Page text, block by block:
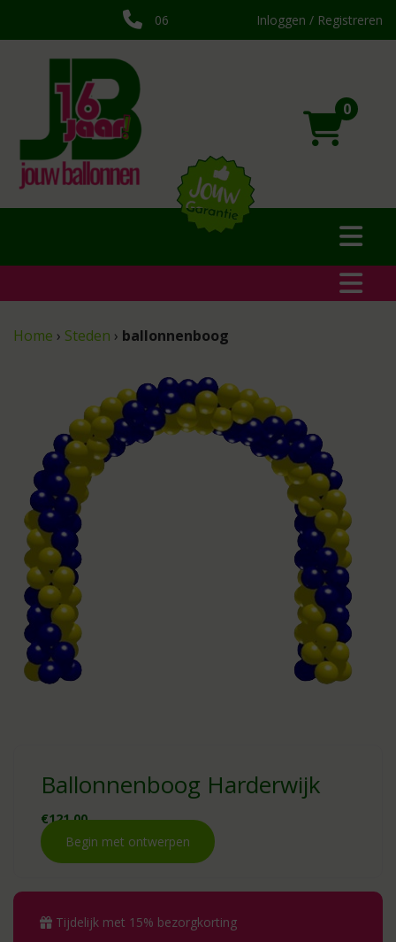
06 Inloggen / Registreren
0
Home › Steden › ballonnenboog
Ballonnenboog Harderwijk
€121.00
Begin met ontwerpen
Tijdelijk met 15% bezorgkorting